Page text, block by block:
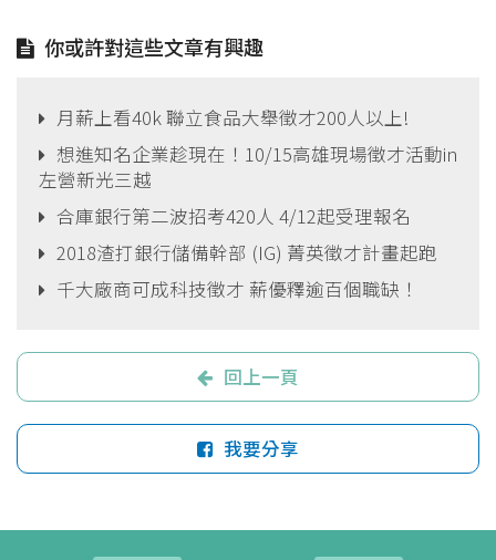
你或許對這些文章有興趣
月薪上看40k 聯立食品大舉徵才200人以上!
想進知名企業趁現在！10/15高雄現場徵才活動in
左營新光三越
合庫銀行第二波招考420人 4/12起受理報名
2018渣打銀行儲備幹部 (IG) 菁英徵才計畫起跑
千大廠商可成科技徵才 薪優釋逾百個職缺！
回上一頁
我要分享